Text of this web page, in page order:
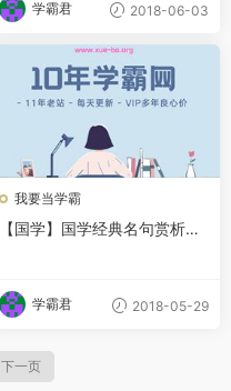
学霸君 2018-06-03
我要当学霸
【国学】国学经典名句赏析之
学霸君 2018-05-29
下一页